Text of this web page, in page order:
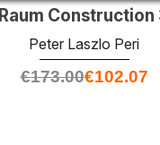
Raum Construction
Peter Laszlo Peri
€173.00€102.07